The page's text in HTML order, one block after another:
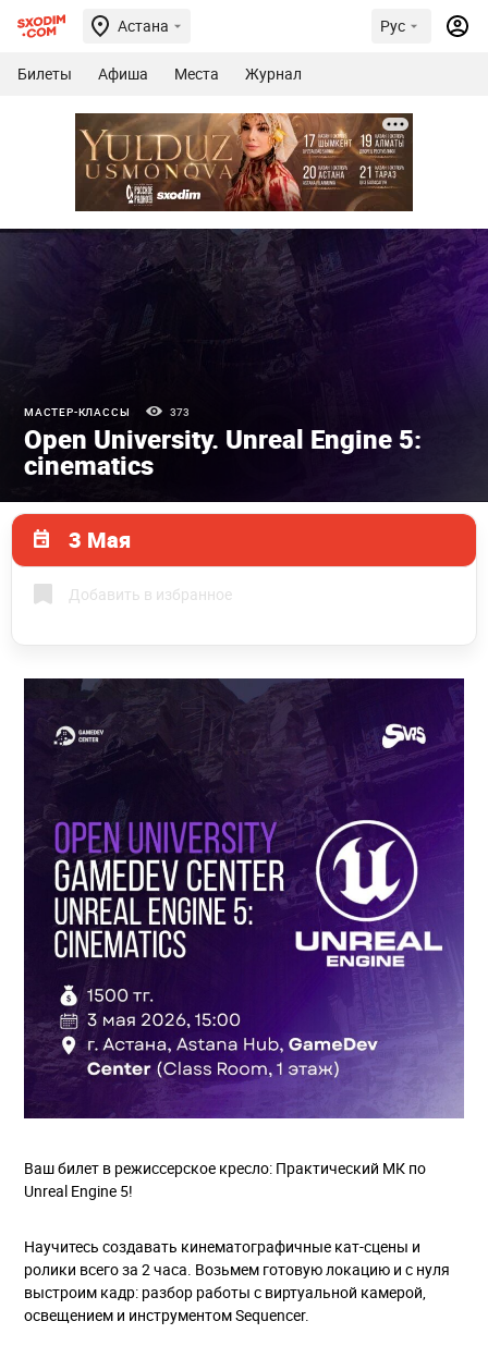
Астана Рус
Билеты Афиша Места Журнал
МАСТЕР-КЛАССЫ 373
Open University. Unreal Engine 5:
cinematics
3 Мая
Добавить в избранное
Ваш билет в режиссерское кресло: Практический МК по
Unreal Engine 5!
Научитесь создавать кинематографичные кат-сцены и
ролики всего за 2 часа. Возьмем готовую локацию и с нуля
выстроим кадр: разбор работы с виртуальной камерой,
освещением и инструментом Sequencer.